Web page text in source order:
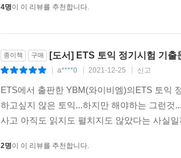
4명이 이 리뷰를 추천합니다.
종이책 구매 [도서] ETS 토익 정기시험 기
a****0 2021-12-25 신고
ETS에서 출판한 YBM(와이비엠)의ETS 토익
하고싶지 않은 토익...하지만 해야하는 그런것
사고 아직도 읽지도 펼치지도 않았다는 사실
2명이 이 리뷰를 추천합니다.